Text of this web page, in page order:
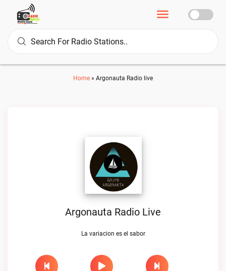
Home » Argonauta Radio live
Argonauta Radio Live
La variacion es el sabor